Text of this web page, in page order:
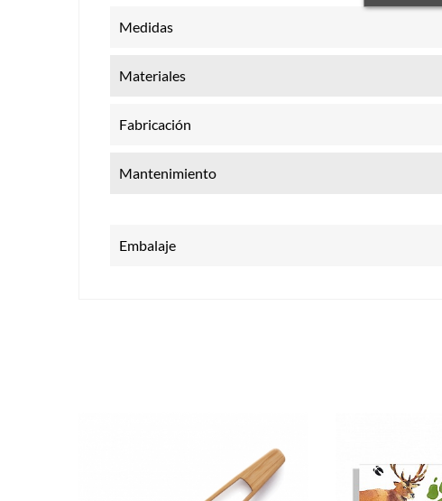
Medidas
Materiales
Fabricación
Mantenimiento
Embalaje